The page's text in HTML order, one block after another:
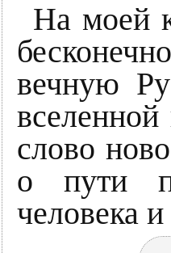
На моей
вечную
слово
о пути
человека